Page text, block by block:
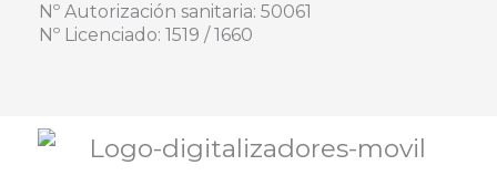
Nº Autorización sanitaria: 50061
Nº Licenciado: 1519 / 1660